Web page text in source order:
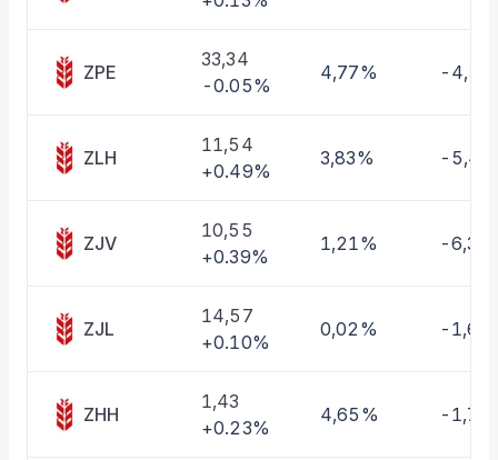
ZPE
33,34
-0.05%
4,77% -
ZLH
11,54
+0.49%
3,83% -
ZJV
10,55
+0.39%
1,21% -
ZJL
14,57
+0.10%
0,02% -
ZHH
1,43
+0.23%
4,65% -